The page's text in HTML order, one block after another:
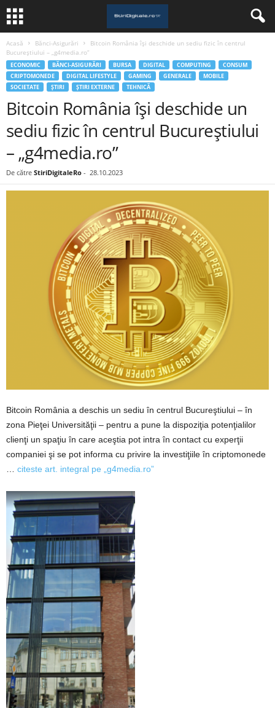
Acasă Bănci-Asigurări
Bitcoin România îşi deschide un sediu fizic în centrul
Bucureştiului – „g4media.ro”
ECONOMIC BĂNCI-ASIGURĂRI BURSA DIGITAL COMPUTING
CONSUM
CRIPTOMONEDE
DIGITAL LIFESTYLE GAMING GENERALE
MOBILE
SOCIETATE
ȘTIRI ȘTIRI EXTERNE TEHNICĂ
Bitcoin România îşi deschide un
sediu fizic în centrul Bucureştiului
– „g4media.ro”
De către StiriDigitaleRo - 28.10.2023
Bitcoin România a deschis un sediu în centrul Bucureştiului – în
zona Pieţei Universităţii – pentru a pune la dispoziţia potenţialilor
clienţi un spaţiu în care aceştia pot intra în contact cu experţii
companiei şi se pot informa cu privire la investiţiile în criptomonede
citeste art. integral pe „g4media.ro”